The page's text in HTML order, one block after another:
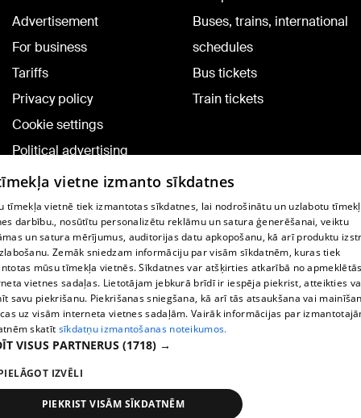
Advertisement
For business
Tariffs
Privacy policy
Cookie settings
Political advertising
Cookie policy
Commenting terms
Buses, trains, international
schedules
Bus tickets
Train tickets
TV program
Contract rules
360 Ziņu kontakti
Helio Media
Vortal assistance service: e-mail -
All rights reserved.
vietne izmanto sīkdatnes
tīmekļa vietnē tiek izmantotas sīkdatnes, lai nodrošinātu un uzlabotu
darbību., nosūtītu personalizētu reklāmu un satura ģenerēšanai, veiktu
un satura mērījumus, auditorijas datu apkopošanu, kā arī produktu
Zemāk sniedzam informāciju par visām sīkdatnēm, kuras tiek
mūsu tīmekļa vietnēs. Sīkdatnes var atšķirties atkarībā no
vietnes sadaļas. Lietotājam jebkurā brīdī ir iespēja piekrist, atteikties
savu piekrišanu. Piekrišanas sniegšana, kā arī tās atsaukšana vai
uz visām interneta vietnes sadaļām. Vairāk informācijas par
skatīt sīkdatņu izmantošanas noteikumos.
VISUS PARTNERUS (1718) →
IZVĒLI
PIEKRIST VISĀM SĪKDATNĒM